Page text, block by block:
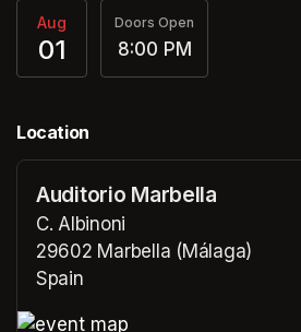
Aug
01
Doors Open
8:00 PM
Location
Auditorio Marbella
C. Albinoni
29602 Marbella (Málaga)
Spain